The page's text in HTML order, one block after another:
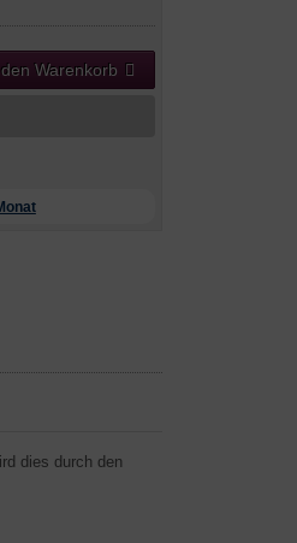
Warenkorb
dies durch den